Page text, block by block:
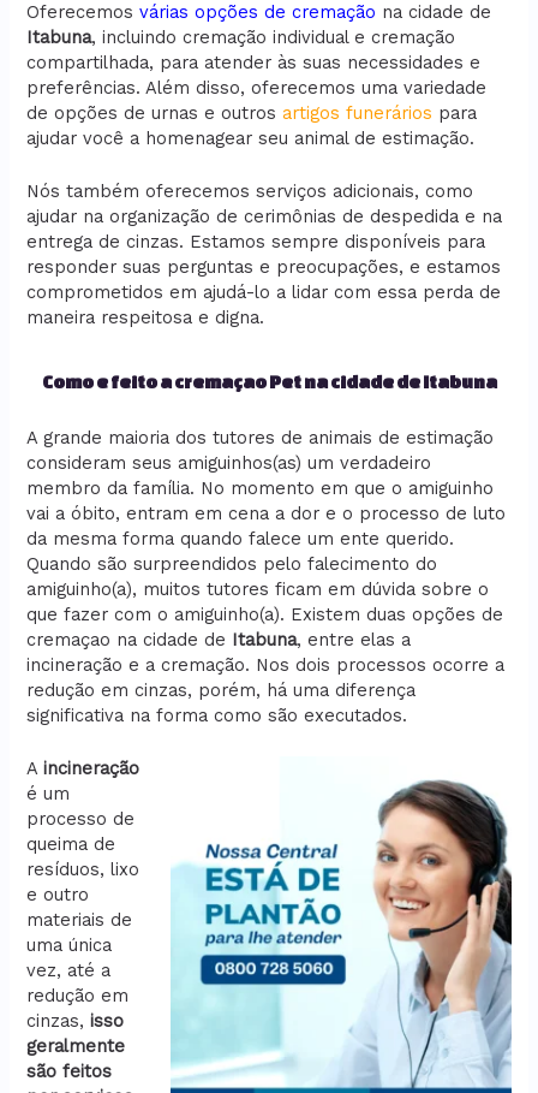
Oferecemosvárias opções de cremação na cidade de
Itabuna, incluindo cremação individual e cremação
compartilhada, para atender às suas necessidades e
preferências. Além disso, oferecemos uma variedade
de opções de urnas e outros artigos funerários para
ajudar você a homenagear seu animal de estimação.
Nós também oferecemos serviços adicionais, como
ajudar na organização de cerimônias de despedida e na
entrega de cinzas. Estamos sempre disponíveis para
responder suas perguntas e preocupações, e estamos
comprometidos em ajudá-lo a lidar com essa perda de
maneira respeitosa e digna.
Como e feito a cremaçao Pet na cidade de Itabuna
A grande maioria dos tutores de animais de estimação
consideram seus amiguinhos(as) um verdadeiro
membro da família. No momento em que o amiguinho
vai a óbito, entram em cena a dor e o processo de luto
da mesma forma quando falece um ente querido.
Quando são surpreendidos pelo falecimento do
amiguinho(a), muitos tutores ficam em dúvida sobre o
que fazer com o amiguinho(a). Existem duas opções de
cremaçao na cidade de Itabuna, entre elas a
incineração e a cremação. Nos dois processos ocorre a
redução em cinzas, porém, há uma diferença
significativa na forma como são executados.
Aincineração
é um
processo de
queima de
resíduos, lixo
e outro
materiais de
uma única
vez, até a
redução em
cinzas,isso
geralmente
são feitos